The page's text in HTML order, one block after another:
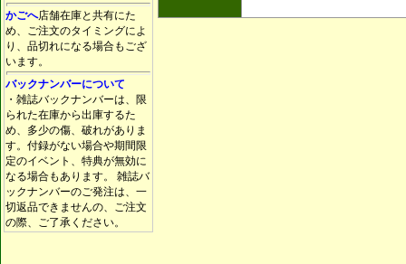
かごへ店舗在庫と共有にた
め、ご注文のタイミングによ
り、品切れになる場合もござ
います。
バックナンバーについて
・雑誌バックナンバーは、限
られた在庫から出庫するた
め、多少の傷、破れがありま
す。付録がない場合や期間限
定のイベント、特典が無効に
なる場合もあります。 雑誌バ
ックナンバーのご発注は、一
切返品できませんの、ご注文
の際、ご了承ください。